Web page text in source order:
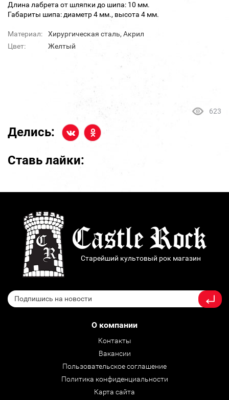
Длина лабрета от шляпки до шипа: 10 мм.
Габариты шипа: диаметр 4 мм., высота 4 мм.
Материал:
Хирургическая сталь, Акрил
Цвет:
Желтый
623
Делись:
Ставь лайки:
Старейший культовый рок магазин
О компании
Контакты
Вакансии
Пользовательское соглашение
Политика конфиденциальности
Карта сайта